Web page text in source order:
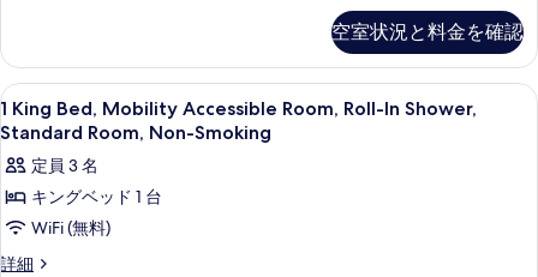
件
City
View,
Non-
Smoking
の
す
べ
て
Accessible
Room,
Roll-
In
City
View,
Non-
Smoking
の
空室状況と料金を確認
1
King
Bed,
Mobility
Accessible
Room,
Roll-
羽毛の掛け布団、ピロートップベッ
6
1 King Bed, Mobility Accessible Room, Roll-In Shower,
Standard Room, Non-Smoking
定員 3 名
キングベッド 1 台
WiFi (無料)
詳細
1